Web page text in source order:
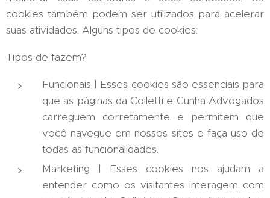
cookies também podem ser utilizados para acelerar
suas atividades. Alguns tipos de cookies:
Tipos de fazem?
Funcionais | Esses cookies são essenciais para
que as páginas da Colletti e Cunha Advogados
carreguem corretamente e permitem que
você navegue em nossos sites e faça uso de
todas as funcionalidades.
Marketing | Esses cookies nos ajudam a
entender como os visitantes interagem com